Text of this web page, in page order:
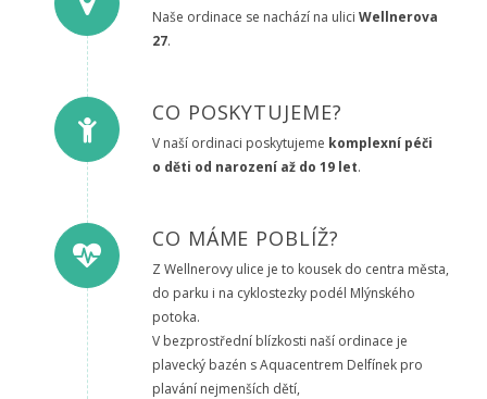
Naše ordinace se nachází na ulici Wellnerova
27.
CO POSKYTUJEME?
V naší ordinaci poskytujeme komplexní péči
o děti od narození až do 19 let.
CO MÁME POBLÍŽ?
Z Wellnerovy ulice je to kousek do centra města,
do parku i na cyklostezky podél Mlýnského
potoka.
V bezprostřední blízkosti naší ordinace je
plavecký bazén s Aquacentrem Delfínek pro
plavání nejmenších dětí,